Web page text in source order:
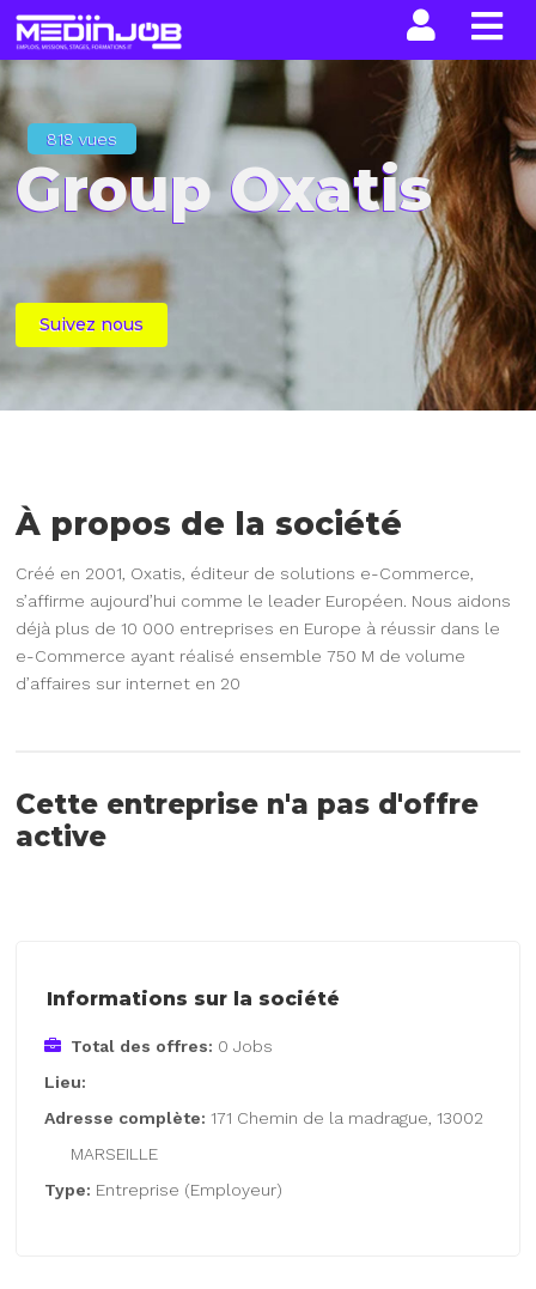
818 vues
Group Oxatis
Suivez nous
À propos de la société
Créé en 2001, Oxatis, éditeur de solutions e-Commerce,
s’affirme aujourd’hui comme le leader Européen. Nous aidons
déjà plus de 10 000 entreprises en Europe à réussir dans le
e-Commerce ayant réalisé ensemble 750 M de volume
d’affaires sur internet en 20
Cette entreprise n'a pas d'offre
active
Informations sur la société
Total des offres: 0 Jobs
Lieu:
Adresse complète: 171 Chemin de la madrague, 13002
MARSEILLE
Type: Entreprise (Employeur)